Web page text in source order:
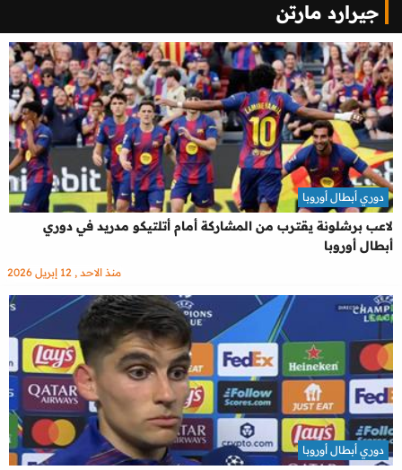
جيرارد مارتن
لاعب برشلونة يقترب من المشاركة أمام أتلتيكو مدريد في دوري
أبطال أوروبا
دوري أبطال أوروبا
منذ الاحد , 12 إبريل 2026
دوري أبطال أوروبا